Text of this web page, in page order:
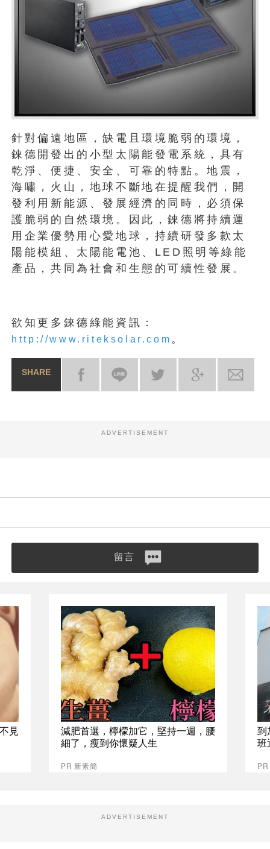
針對偏遠地區，缺電且環境脆弱的環境，
錸德開發出的小型太陽能發電系統，具有
乾淨、便捷、安全、可靠的特點。地震，
海嘯，火山，地球不斷地在提醒我們，開
發利用新能源、發展經濟的同時，必須保
護脆弱的自然環境。因此，錸德將持續運
用企業優勢用心愛地球，持續研發多款太
陽能模組、太陽能電池、LED照明等綠能
產品，共同為社會和生態的可續性發展。
欲知更多錸德綠能資訊：
http://www.riteksolar.com 。
SHARE
ADVERTISEMENT
留言
見
減肥首選，檸檬加它，堅持一週，腰
細了，瘦到你懷疑人生
PR 新素簡
到
班
ADVERTISEMENT